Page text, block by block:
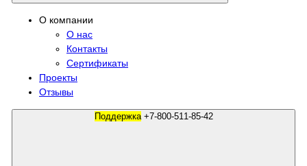
О компании
О нас
Контакты
Сертификаты
Проекты
Отзывы
Поддержка +7-800-511-85-42